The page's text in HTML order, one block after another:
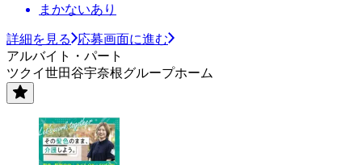
まかないあり
詳細を見る
応募画面に進む
アルバイト・パート
ツクイ世田谷宇奈根グループホーム